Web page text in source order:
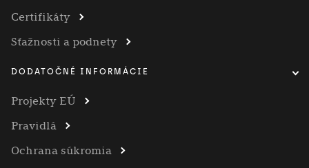
Certifikáty
Sťažnosti a podnety
DODATOČNÉ INFORMÁCIE
Projekty EÚ
Pravidlá
Ochrana súkromia